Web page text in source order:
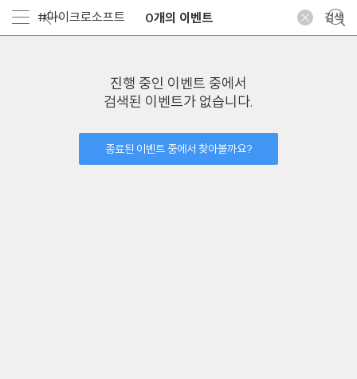
0개의 이벤트
진행 중인 이벤트 중에서
검색된 이벤트가 없습니다.
종료된 이벤트 중에서 찾아볼까요?